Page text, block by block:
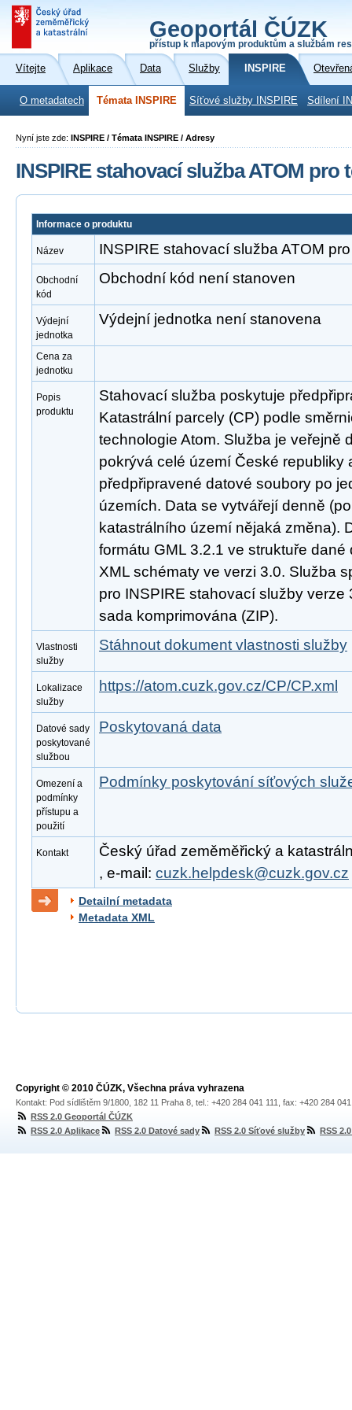
Geoportál ČÚZK
přístup k mapovým produktům a službám
Vítejte Aplikace Data Služby INSPIRE
O metadatech Témata INSPIRE Síťové služby INSPIRE Sdílení
Nyní jste zde: INSPIRE / Témata INSPIRE / Adresy
INSPIRE stahovací služba ATOM pro
Informace o produktu
Název INSPIRE stahovací služba ATOM
Obchodní
kód
Obchodní kód není stanoven
Výdejní
jednotka
Výdejní jednotka není stanovena
Cena za
jednotku
Popis
produktu
Stahovací služba poskytuje
Katastrální parcely (CP) podle
technologie Atom. Služba je veřejně
pokrývá celé území České republiky
předpřipravené datové soubory po
územích. Data se vytvářejí denně
katastrálního území nějaká změna).
formátu GML 3.2.1 ve struktuře
XML schématy ve verzi 3.0. Služba
pro INSPIRE stahovací služby verze
sada komprimována (ZIP).
Vlastnosti
služby
Stáhnout dokument vlastnosti služby
Lokalizace
služby
https://atom.cuzk.gov.cz/CP/CP.xml
Datové sady
poskytované
službou
Poskytovaná data
Omezení a
podmínky
přístupu a
použití
Podmínky poskytování síťových
Kontakt
Český úřad zeměměřický a
, e-mail: cuzk.helpdesk@cuzk.gov.cz
Detailní metadata
Metadata XML
Copyright © 2010 ČÚZK, Všechna práva vyhrazena
Kontakt: Pod sídlištěm 9/1800, 182 11 Praha 8, tel.: +420 284 041 111, fax: +420 284
RSS 2.0 Geoportál ČÚZK
RSS 2.0 Aplikace
RSS 2.0 Datové sady RSS 2.0 Síťové služby RSS